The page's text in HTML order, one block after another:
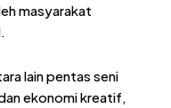
masyarakat
lain pentas seni
ekonomi kreatif,